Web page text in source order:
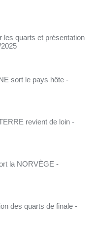
les quarts et présentation
sort le pays hôte -
revient de loin -
la NORVÈGE -
des quarts de finale -